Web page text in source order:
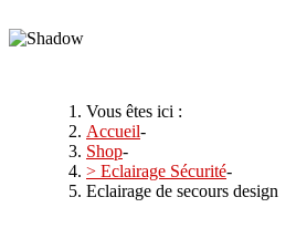
Vous êtes ici :
Accueil-
Shop-
> Eclairage Sécurité-
Eclairage de secours design